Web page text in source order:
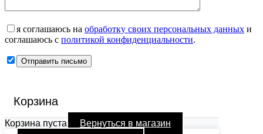
я соглашаюсь на обработку своих персональных данных и
соглашаюсь с политикой конфиденциальности.
Корзина
Корзина пуста Вернуться в магазин